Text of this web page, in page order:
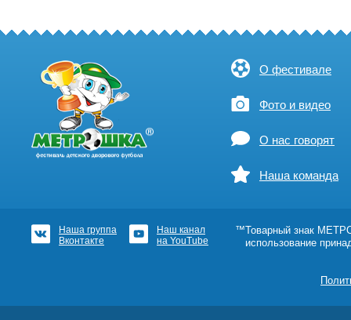
О фестивале
Фото и видео
О нас говорят
Наша команда
Наша группа
Вконтакте
Наш канал
на YouTube
™Товарный знак
использование